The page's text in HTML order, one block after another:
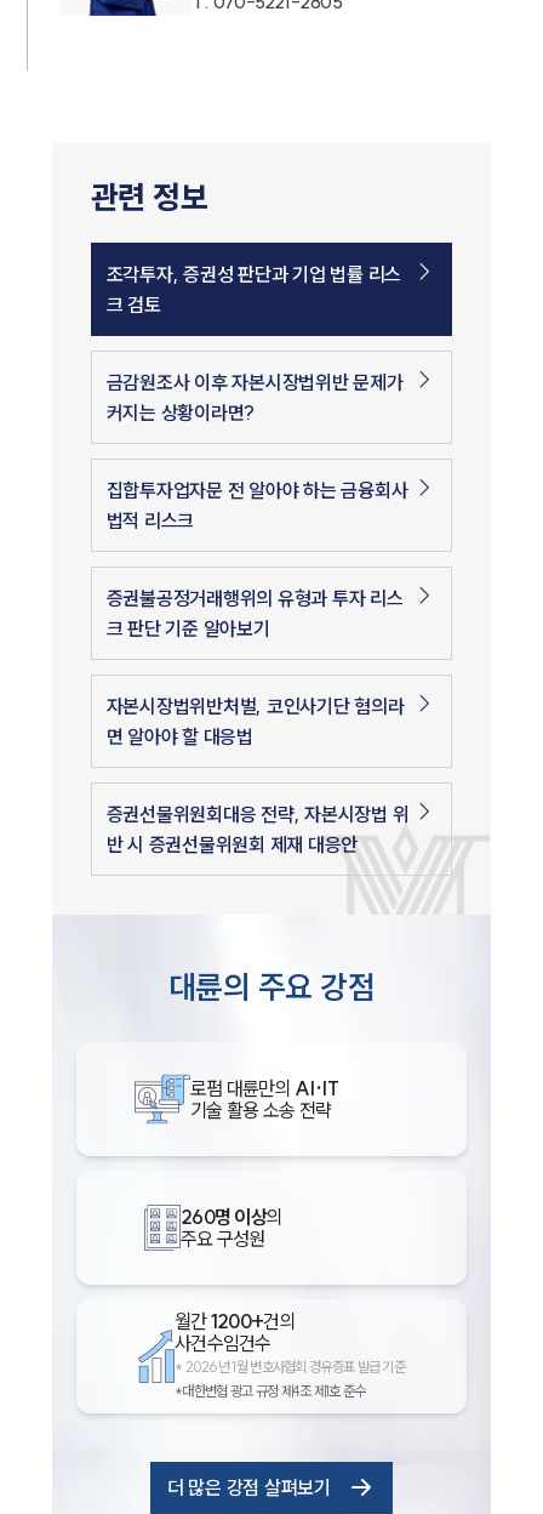
관련 정보
조각투자, 증권성 판단과 기업 법률 리스
크 검토
금감원조사 이후 자본시장법위반 문제가
커지는 상황이라면?
집합투자업자문 전 알아야 하는 금융회사
법적 리스크
증권불공정거래행위의 유형과 투자 리스
크 판단 기준 알아보기
자본시장법위반처벌, 코인사기단 혐의라
면 알아야 할 대응법
증권선물위원회대응 전략, 자본시장법 위
반 시 증권선물위원회 제재 대응안
대륜의 주요 강점
로펌 대륜만의 AI·IT
기술 활용 소송 전략
260명 이상의
주요 구성원
월간1200+건의
사건수임건수
* 2026년 1월 변호사협회 경유증표 발급 기준
*대한변협 광고 규정 제4조 제1호 준수
더 많은 강점 살펴보기